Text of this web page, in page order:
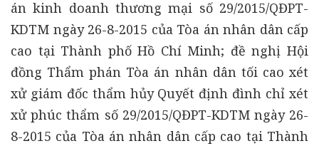
án kinh doanh thương mại số 29/2015/QĐPT-
KDTM ngày 26-8-2015 của Tòa án nhân dân cấp
cao tại Thành phố Hồ Chí Minh; đề nghị Hội
đồng Thẩm phán Tòa án nhân dân tối cao xét
xử giám đốc thẩm hủy Quyết định đình chỉ xét
xử phúc thẩm số 29/2015/QĐPT-KDTM ngày 26-
8-2015 của Tòa án nhân dân cấp cao tại Thành